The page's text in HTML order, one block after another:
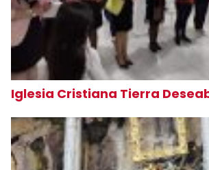
Iglesia Cristiana Tierra